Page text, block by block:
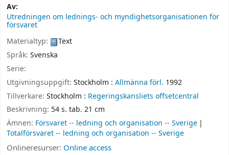
Av:
Utredningen om lednings- och myndighetsorganisationen för
försvaret
Materialtyp:
Text
Språk: Svenska
Serie:
Utgivningsuppgift: Stockholm : Allmänna förl. 1992
Tillverkare: Stockholm : Regeringskansliets offsetcentral
Beskrivning: 54 s. tab. 21 cm
Ämnen: Försvaret -- ledning och organisation -- Sverige
Totalförsvaret -- ledning och organisation -- Sverige
Onlineresurser: Online access